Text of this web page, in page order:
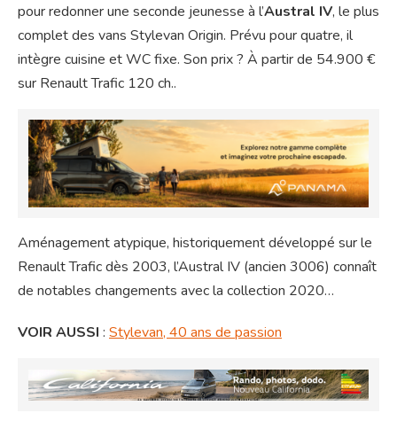
pour redonner une seconde jeunesse à l’Austral IV, le plus
complet des vans Stylevan Origin. Prévu pour quatre, il
intègre cuisine et WC fixe. Son prix ? À partir de 54.900 €
sur Renault Trafic 120 ch..
Aménagement atypique, historiquement développé sur le
Renault Trafic dès 2003, l’Austral IV (ancien 3006) connaît
de notables changements avec la collection 2020…
VOIR AUSSI : Stylevan, 40 ans de passion